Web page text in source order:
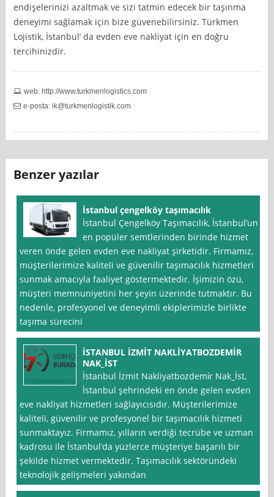
endişelerinizi azaltmak ve sizi tatmin edecek bir taşınma
deneyimi sağlamak için bize güvenebilirsiniz. Türkmen
Lojistik, İstanbul’ da evden eve nakliyat için en doğru
tercihinizdir.
web: http://www.turkmenlogistics.com
e-posta:ik@turkmenlogistik.com
Benzer yazılar
İstanbul çengelköy taşımacılık
İstanbul Çengelköy Taşımacılık, İstanbul’un
en popüler semtlerinden birinde hizmet
veren önde gelen evden eve nakliyat şirketidir. Firmamız,
müşterilerimize kaliteli ve güvenilir taşımacılık hizmetleri
sunmak amacıyla faaliyet göstermektedir. İşimizin özü,
müşteri memnuniyetini her şeyin üzerinde tutmaktır. Bu
nedenle, profesyonel ve deneyimli ekiplerimizle birlikte
taşıma sürecini
İSTANBUL İZMİT NAKLİYATBOZDEMİR
NAK_İST
İstanbul İzmit Nakliyatbozdemi̇r Nak_İst,
İstanbul şehrindeki en önde gelen evden
eve nakliyat hizmetleri sağlayıcısıdır. Müşterilerimize
kaliteli, güvenilir ve profesyonel bir taşımacılık hizmeti
sunmaktayız. Firmamız, yılların verdiği tecrübe ve uzman
kadrosu ile İstanbul’da yüzlerce müşteriye başarılı bir
şekilde hizmet vermektedir. Taşımacılık sektöründeki
teknolojik gelişmeleri yakından